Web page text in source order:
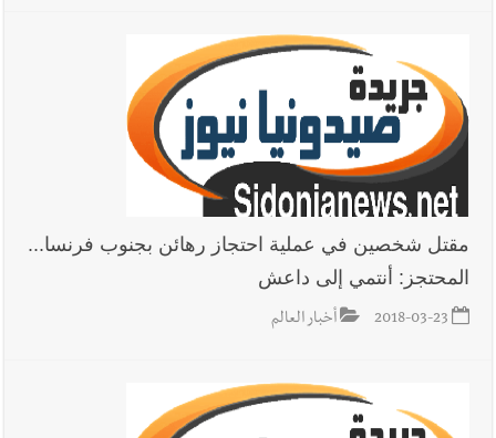
مقتل شخصين في عملية احتجاز رهائن بجنوب فرنسا...
المحتجز: أنتمي إلى داعش
2018-03-23 أخبار العالم